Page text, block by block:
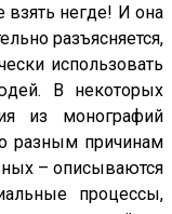
негде! И она
разъясняется,
использовать
В некоторых
из монографий
разным причинам
– описываются
процессы,